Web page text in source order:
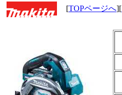
[TOPページへ][